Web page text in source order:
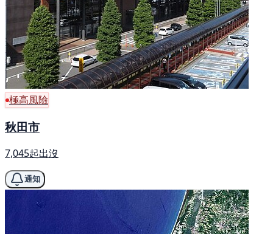
極高風險
秋田市
7,045起出沒
通知